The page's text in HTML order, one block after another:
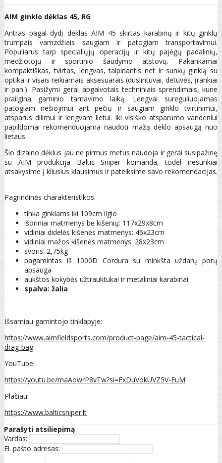
AIM ginklo dėklas 45, RG
Antras pagal dydį dėklas AIM 45 skirtas karabinų ir kitų ginklų
trumpais vamzdžiais saugiam ir patogiam transportavimui.
Populiarus tarp specialiųjų operacijų ir kitų pajėgų padalinių,
medžiotojų ir sportinio šaudymo atstovų. Pakankamai
kompaktiškas, tvirtas, lengvas, talpinantis net ir sunkų ginklą su
optika ir visais reikiamais aksesuarais (duslintuvai, dėtuvės, įrankiai
ir pan.). Pasižymi gerai apgalvotais techniniais sprendimais, kurie
prailgina gaminio tarnavimo laiką. Lengvai sureguliuojamas
patogiam nešiojimui ant pečių ir saugiam ginklo tvirtinimui,
atsparus dilimui ir lengvam lietui. Iki visiško atsparumo vandeniui
papildomai rekomenduojama naudoti mažą dėklo apsaugą nuo
lietaus.
Šio dizaino dėklus jau ne pirmus metus naudoja ir gerai susipažinę
su AIM produkcija Baltic Sniper komanda, todėl nesunkiai
atsakysime į kilusius klausimus ir pateiksime savo rekomendacijas.
Pagrindinės charakteristikos:
tinka ginklams iki 109cm ilgio
išoriniai matmenys be kišenių: 117x29x8cm
vidiniai didelės kišenės matmenys: 46x23cm
vidiniai mažos kišenės matmenys: 28x23cm
svoris: 2,75kg
pagamintas iš 1000D Cordura su minkšta uždarų porų
apsauga
aukštos kokybės užtrauktukai ir metaliniai karabinai
spalva: žalia
Išsamiau gamintojo tinklapyje:
https://www.aimfieldsports.com/product-page/aim-45-tactical-
drag-bag
YouTube:
https://youtu.be/maAowrP8vTw?si=FxDuVokUVZ5V-EuM
Plačiau:
https://www.balticsniper.lt
Parašyti atsiliepimą
Vardas:
El. pašto adresas: